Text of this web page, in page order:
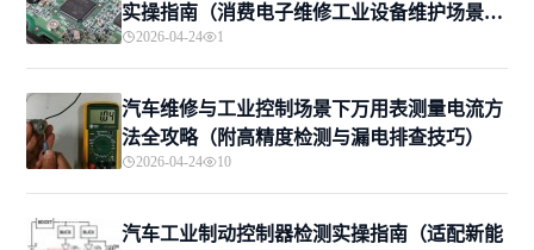
实操指南（消费电子维修工业设备维护场景适
配，新手进阶一站式掌握）
2026-04-24 1
汽车维修与工业控制场景下万用表测量电流方
法全攻略（附高精度检测与漏电排查技巧）
2026-04-24 10
汽车工业制动控制器检测实操指南（适配新能